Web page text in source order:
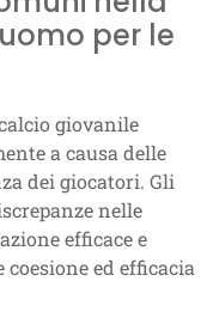
per le
giovanile
a causa delle
dei giocatori. Gli
nelle
efficace e
ed efficacia